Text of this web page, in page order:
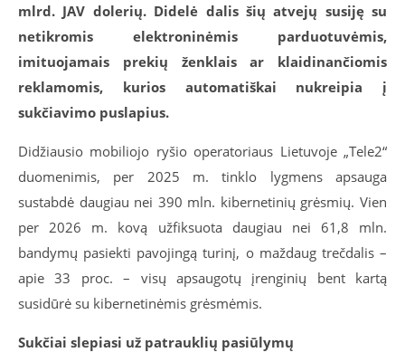
mlrd. JAV dolerių. Didelė dalis šių atvejų susiję su
netikromis elektroninėmis parduotuvėmis,
imituojamais prekių ženklais ar klaidinančiomis
reklamomis, kurios automatiškai nukreipia į
sukčiavimo puslapius.
Didžiausio mobiliojo ryšio operatoriaus Lietuvoje „Tele2“
duomenimis, per 2025 m. tinklo lygmens apsauga
sustabdė daugiau nei 390 mln. kibernetinių grėsmių. Vien
per 2026 m. kovą užfiksuota daugiau nei 61,8 mln.
bandymų pasiekti pavojingą turinį, o maždaug trečdalis –
apie 33 proc. – visų apsaugotų įrenginių bent kartą
susidūrė su kibernetinėmis grėsmėmis.
Sukčiai slepiasi už patrauklių pasiūlymų